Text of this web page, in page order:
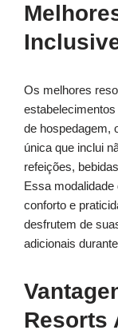
Os melhores
de hospedagem,
única que inclui
refeições,
Essa
conforto e
desfrutem de
adicionais
Resorts